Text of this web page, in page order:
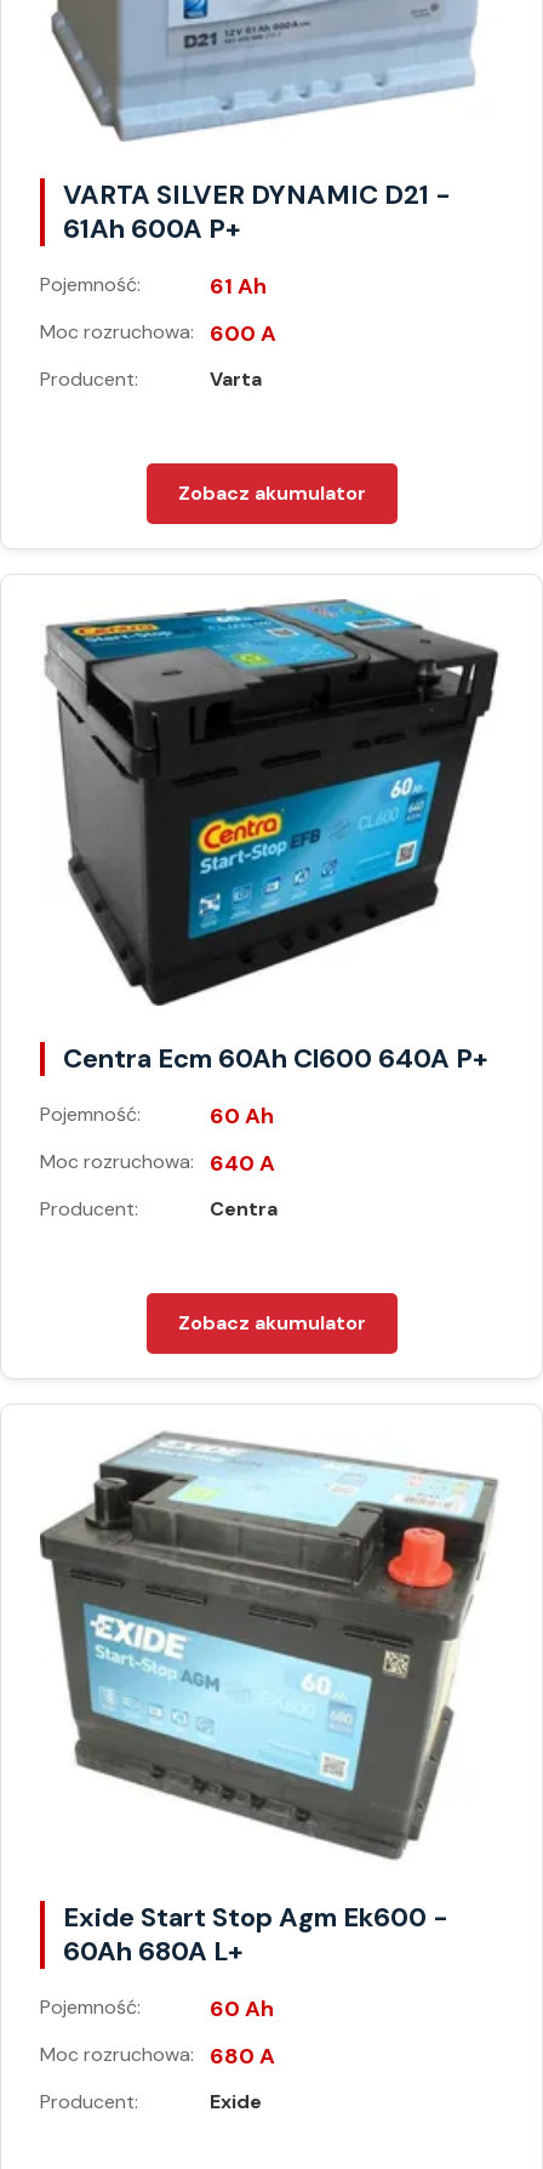
VARTA SILVER DYNAMIC D21 -
61Ah 600A P+
Pojemność: 61 Ah
Moc rozruchowa: 600 A
Producent: Varta
Zobacz akumulator
Centra Ecm 60Ah Cl600 640A P+
Pojemność: 60 Ah
Moc rozruchowa: 640 A
Producent: Centra
Zobacz akumulator
Exide Start Stop Agm Ek600 -
60Ah 680A L+
Pojemność: 60 Ah
Moc rozruchowa: 680 A
Producent: Exide